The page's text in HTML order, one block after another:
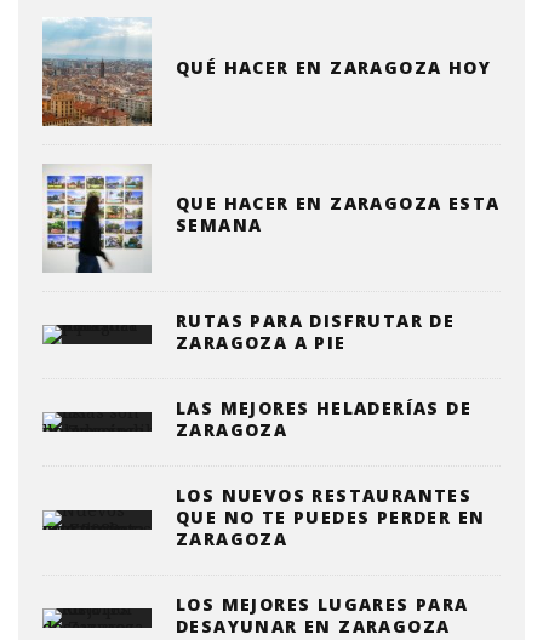
QUÉ HACER EN ZARAGOZA HOY
QUE HACER EN ZARAGOZA ESTA
SEMANA
RUTAS PARA DISFRUTAR DE
ZARAGOZA A PIE
LAS MEJORES HELADERÍAS DE
ZARAGOZA
LOS NUEVOS RESTAURANTES
QUE NO TE PUEDES PERDER EN
ZARAGOZA
LOS MEJORES LUGARES PARA
DESAYUNAR EN ZARAGOZA